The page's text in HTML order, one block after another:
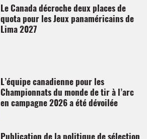
Le Canada décroche deux places de
quota pour les Jeux panaméricains de
Lima 2027
L’équipe canadienne pour les
Championnats du monde de tir à l’arc
en campagne 2026 a été dévoilée
Publication de la politique de sélection